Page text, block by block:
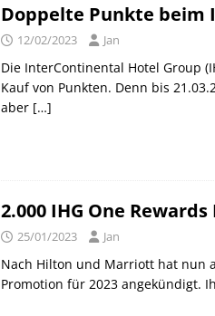
Doppelte Punkte beim
12/02/2023 Jan
Die InterContinental Hotel Group
Kauf von Punkten. Denn bis
aber […]
2.000 IHG One
25/01/2023 Jan
Nach Hilton und Marriott hat nun
Promotion für 2023 angekündigt.